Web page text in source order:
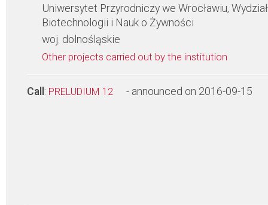
Uniwersytet Przyrodniczy we Wrocławiu, Wydział
Biotechnologii i Nauk o Żywności
woj. dolnośląskie
Other projects carried out by the institution
Call : PRELUDIUM 12 - announced on 2016-09-15